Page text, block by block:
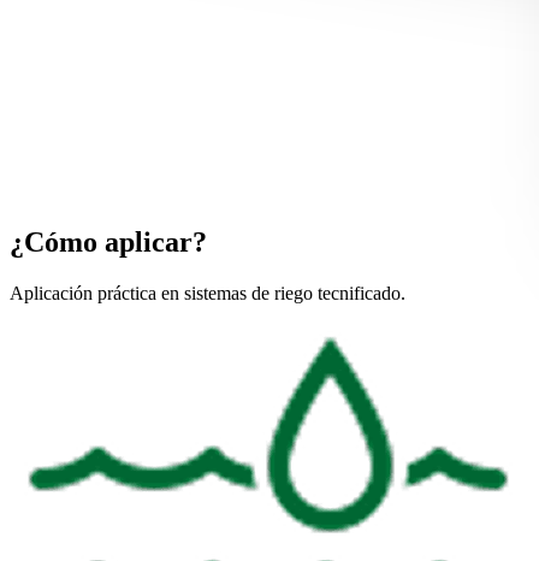
¿Cómo aplicar?
Aplicación práctica en sistemas de riego tecnificado.